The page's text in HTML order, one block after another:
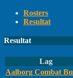
Rosters
Resultat
Resultat
Lag
Aalborg Combat